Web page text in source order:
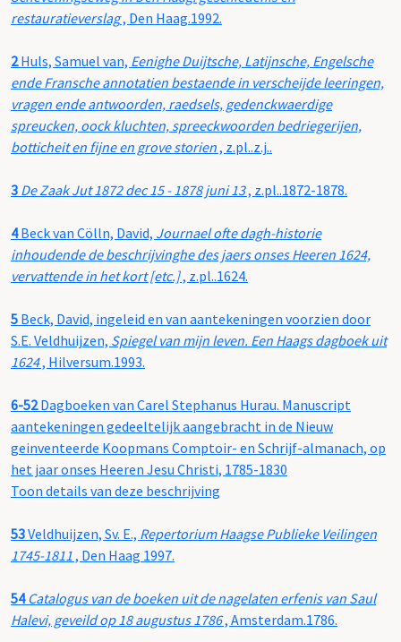
restauratieverslag, Den Haag.1992.
2Huls, Samuel van, Eenighe Duijtsche, Latijnsche, Engelsche
ende Fransche annotatien bestaende in verscheijde leeringen,
vragen ende antwoorden, raedsels, gedenckwaerdige
spreucken, oock kluchten, spreeckwoorden bedriegerijen,
botticheit en fijne en grove storien, z.pl..z.j..
3 De Zaak Jut 1872 dec 15 - 1878 juni 13, z.pl..1872-1878.
4Beck van Cölln, David, Journael ofte dagh-historie
inhoudende de beschrijvinghe des jaers onses Heeren 1624,
vervattende in het kort [etc.], z.pl..1624.
5 Beck, David, ingeleid en van aantekeningen voorzien door
S.E. Veldhuijzen, Spiegel van mijn leven. Een Haags dagboek uit
1624, Hilversum.1993.
6-52Dagboeken van Carel Stephanus Hurau. Manuscript
aantekeningen gedeeltelijk aangebracht in de Nieuw
geinventeerde Koopmans Comptoir- en Schrijf-almanach, op
het jaar onses Heeren Jesu Christi, 1785-1830
Toon details van deze beschrijving
53Veldhuijzen, Sv. E., Repertorium Haagse Publieke Veilingen
1745-1811, Den Haag 1997.
54 Catalogus van de boeken uit de nagelaten erfenis van Saul
Halevi, geveild op 18 augustus 1786, Amsterdam.1786.